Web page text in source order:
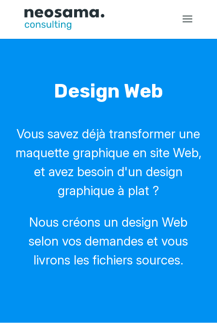
Design Web
Vous savez déjà transformer une
maquette graphique en site Web,
et avez besoin d'un design
graphique à plat ?
Nous créons un design Web
selon vos demandes et vous
livrons les fichiers sources.